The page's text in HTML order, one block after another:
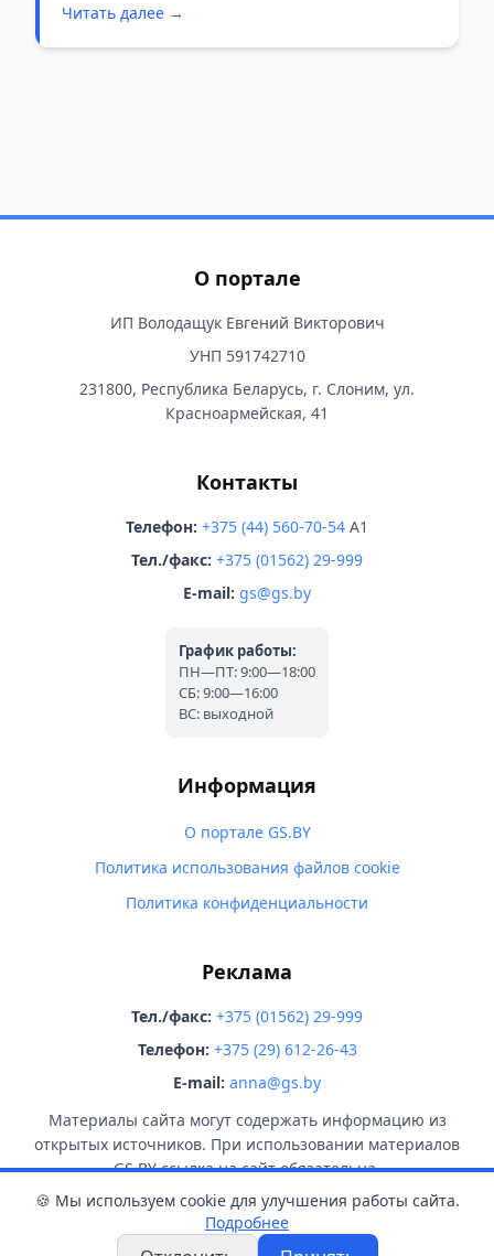
объясняет эндокринолог Вероника Лебедева,
Читать далее →
О портале
ИП Володащук Евгений Викторович
УНП 591742710
231800, Республика Беларусь, г. Слоним, ул.
Красноармейская, 41
Контакты
Телефон: +375 (44) 560-70-54 A1
Тел./факс: +375 (01562) 29-999
E-mail: gs@gs.by
График работы:
ПН—ПТ: 9:00—18:00
СБ: 9:00—16:00
ВС: выходной
Информация
О портале GS.BY
Политика использования файлов cookie
Политика конфиденциальности
Реклама
Тел./факс: +375 (01562) 29-999
Телефон: +375 (29) 612-26-43
E-mail: anna@gs.by
Материалы сайта могут содержать информацию из
открытых источников. При использовании материалов
GS.BY ссылка на сайт обязательна.
🍪 Мы используем cookie для улучшения работы сайта.
Подробнее